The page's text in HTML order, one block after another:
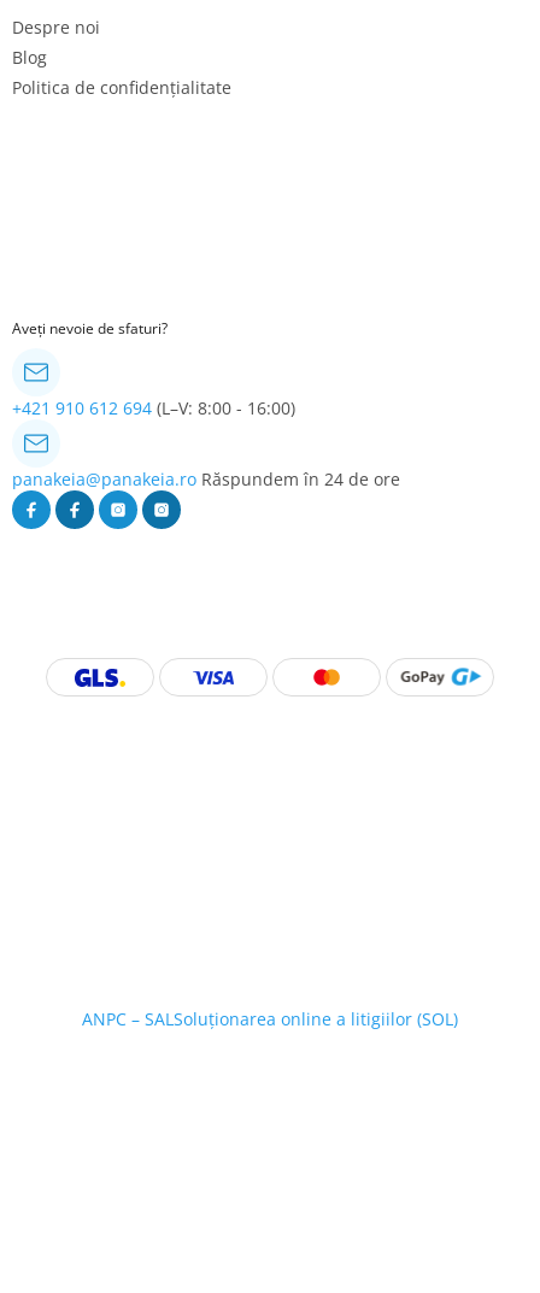
Despre noi
Blog
Politica de confidențialitate
Aveți nevoie de sfaturi?
+421 910 612 694 (L–V: 8:00 - 16:00)
panakeia@panakeia.ro Răspundem în 24 de ore
ANPC – SAL Soluționarea online a litigiilor (SOL)